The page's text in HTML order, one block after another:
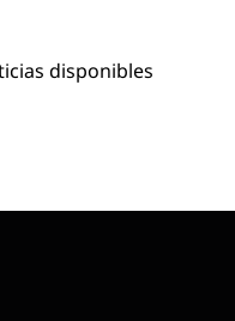
disponibles